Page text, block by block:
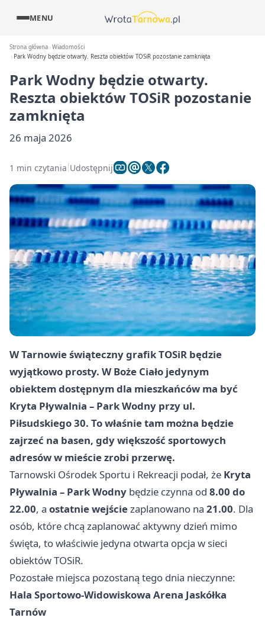
MENU
Strona główna Wiadomości
Park Wodny będzie otwarty. Reszta obiektów TOSiR pozostanie zamknięta
Park Wodny będzie otwarty.
Reszta obiektów TOSiR pozostanie
zamknięta
26 maja 2026
1 min czytania Udostępnij
W Tarnowie świąteczny grafik TOSiR będzie
wyjątkowo prosty. W Boże Ciało jedynym
obiektem dostępnym dla mieszkańców ma być
Kryta Pływalnia – Park Wodny przy ul.
Piłsudskiego 30. To właśnie tam można będzie
zajrzeć na basen, gdy większość sportowych
adresów w mieście zrobi przerwę.
Tarnowski Ośrodek Sportu i Rekreacji podał, że Kryta
Pływalnia – Park Wodny będzie czynna od 8.00 do
22.00, a ostatnie wejściezaplanowano na 21.00. Dla
osób, które chcą zaplanować aktywny dzień mimo
święta, to właściwie jedyna otwarta opcja w sieci
obiektów TOSiR.
Pozostałe miejsca pozostaną tego dnia nieczynne:
Hala Sportowo-Widowiskowa Arena Jaskółka
Tarnów